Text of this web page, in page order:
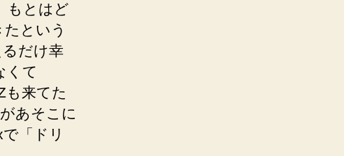
もとはど
という
だけ幸
くて
も来てた
あそこに
「ドリ